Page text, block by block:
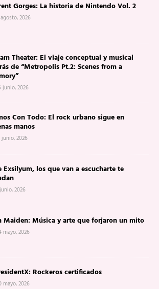
Gorges: La historia de Nintendo Vol. 2
2026
Theater: El viaje conceptual y musical
de “Metropolis Pt.2: Scenes from a
junio, 2026
Con Todo: El rock urbano sigue en
manos
junio, 2026
Exsilyum, los que van a escucharte te
2026
Maiden: Música y arte que forjaron un mito
mayo, 2026
Rockeros certificados
mayo, 2026